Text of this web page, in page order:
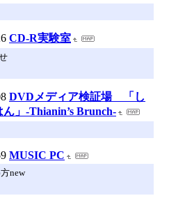
CD-R実験室
DVDメディア検証場 「し
」-Thianin’s Brunch-
MUSIC PC
new